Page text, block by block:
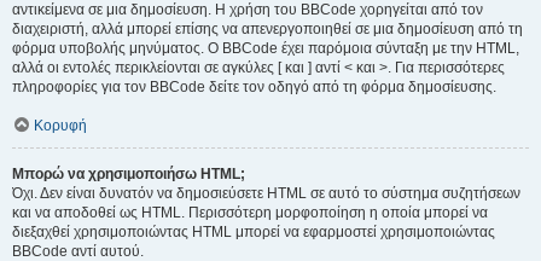
αντικείμενα σε μια δημοσίευση. Η χρήση του BBCode χορηγείται από τον
διαχειριστή, αλλά μπορεί επίσης να απενεργοποιηθεί σε μια δημοσίευση από τη
φόρμα υποβολής μηνύματος. Ο BBCode έχει παρόμοια σύνταξη με την HTML,
αλλά οι εντολές περικλείονται σε αγκύλες [ και ] αντί < και >. Για περισσότερες
πληροφορίες για τον BBCode δείτε τον οδηγό από τη φόρμα δημοσίευσης.
Κορυφή
Μπορώ να χρησιμοποιήσω HTML;
Όχι. Δεν είναι δυνατόν να δημοσιεύσετε HTML σε αυτό το σύστημα συζητήσεων
και να αποδοθεί ως HTML. Περισσότερη μορφοποίηση η οποία μπορεί να
διεξαχθεί χρησιμοποιώντας HTML μπορεί να εφαρμοστεί χρησιμοποιώντας
BBCode αντί αυτού.